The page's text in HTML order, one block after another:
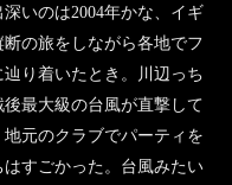
いのは2004年かな、イギ
の旅をしながら各地でフ
り着いたとき。川辺っち
最大級の台風が直撃して
元のクラブでパーティを
すごかった。台風みたい